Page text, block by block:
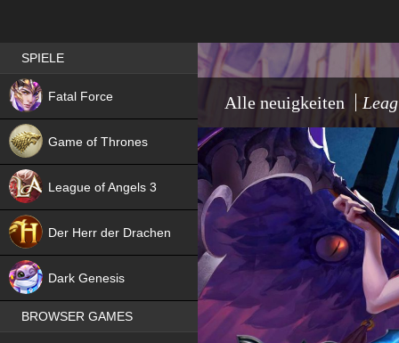
Alle neuigkeiten
Best RPG games in Germany
SPIELE
Fatal Force
NEW
Game of Thrones
League of Angels 3
Der Herr der Drachen
Dark Genesis
NEW
BROWSER GAMES